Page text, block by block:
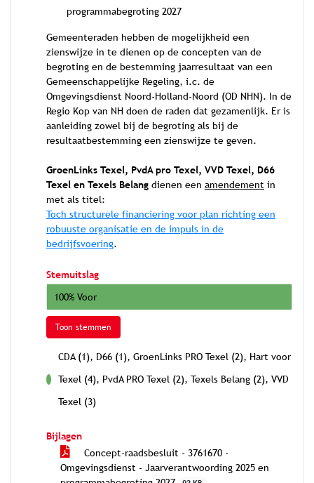
programmabegroting 2027
Gemeenteraden hebben de mogelijkheid een
zienswijze in te dienen op de concepten van de
begroting en de bestemming jaarresultaat van een
Gemeenschappelijke Regeling, i.c. de
Omgevingsdienst Noord-Holland-Noord (OD NHN). In de
Regio Kop van NH doen de raden dat gezamenlijk. Er is
aanleiding zowel bij de begroting als bij de
resultaatbestemming een zienswijze te geven.
GroenLinks Texel, PvdA pro Texel, VVD Texel, D66
Texel en Texels Belang dienen een amendement in
met als titel:
Toch structurele financiering voor plan richting een
robuuste organisatie en de impuls in de
bedrijfsvoering.
Stemuitslag
100% Voor
Toon stemmen
CDA (1), D66 (1), GroenLinks PRO Texel (2), Hart voor
Texel (4), PvdA PRO Texel (2), Texels Belang (2), VVD
Texel (3)
Bijlagen
Concept-raadsbesluit - 3761670 -
Omgevingsdienst - Jaarverantwoording 2025 en